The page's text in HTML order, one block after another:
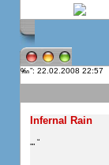
”: 22.02.2008 22:57
Infernal Rain
„„ “